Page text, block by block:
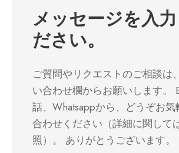
メッセージを入力
ださい。
ご質問やリクエストのご相談は
い合わせ欄からお願いします。
話、Whatsappから、どうぞお
合わせください（詳細に関して
照）。 ありがとうございます。